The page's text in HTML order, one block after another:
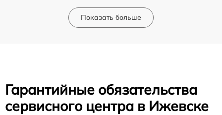
Показать больше
Гарантийные обязательства
сервисного центра в Ижевске